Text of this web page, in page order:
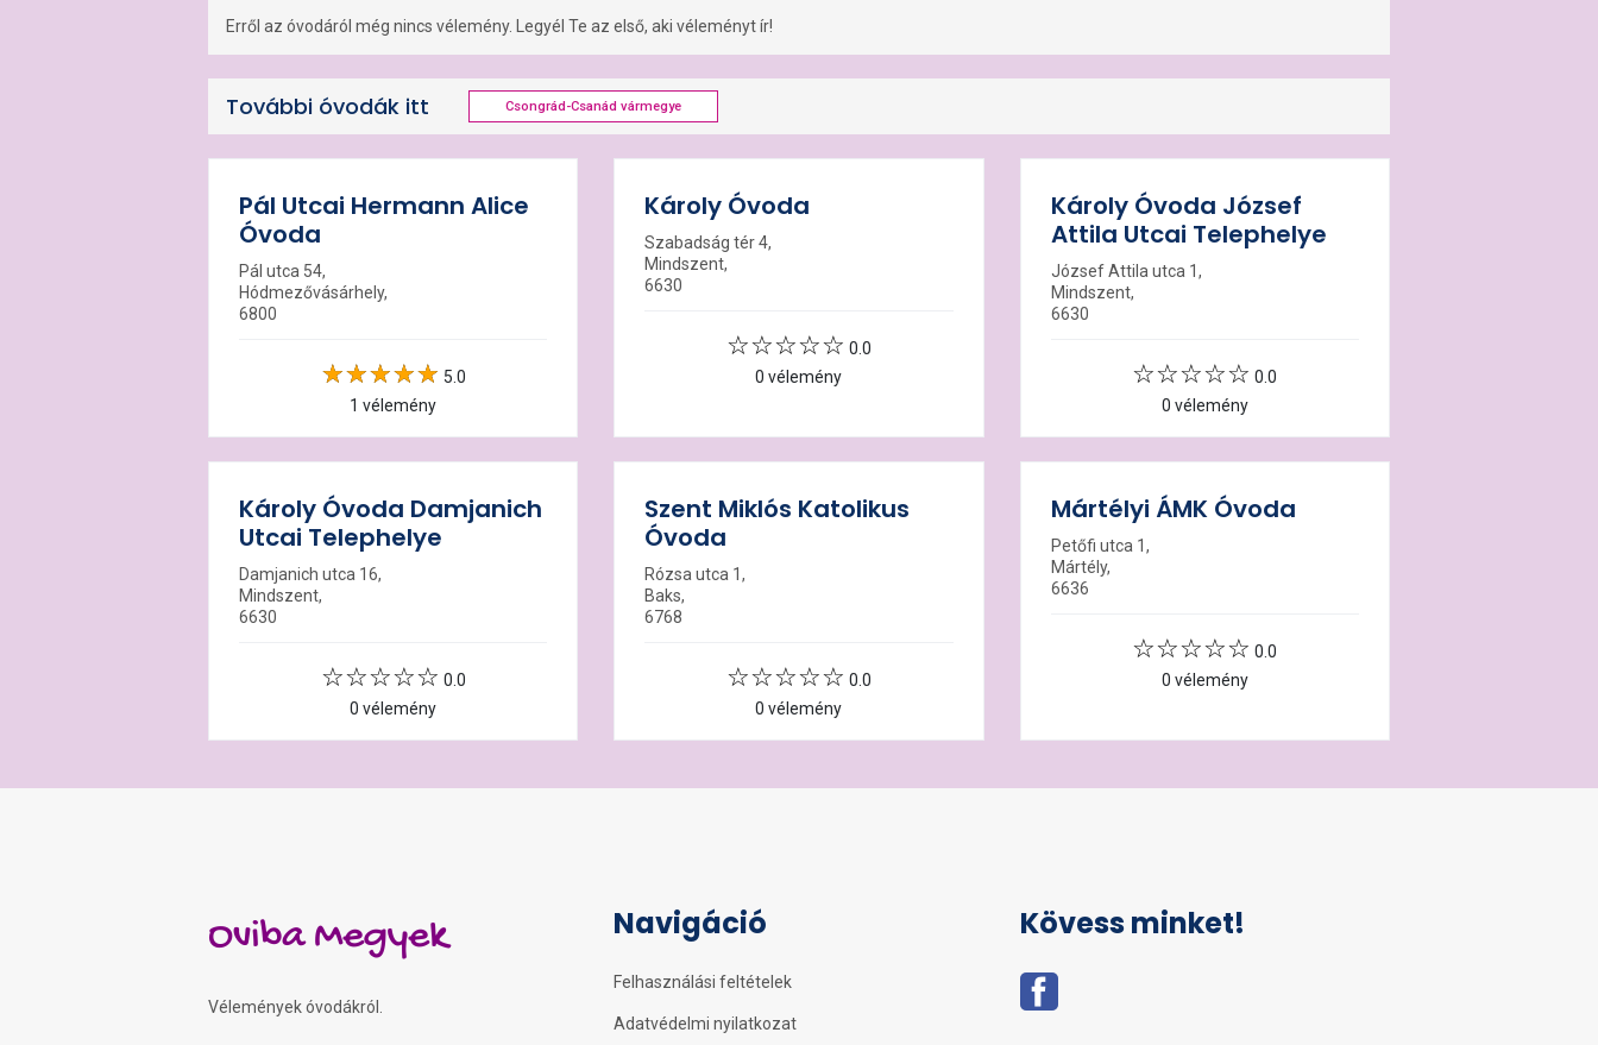
Erről az óvodáról még nincs vélemény. Legyél Te az első, aki véleményt ír!
További óvodák itt Csongrád-Csanád vármegye
Pál Utcai Hermann Alice
Óvoda
Pál utca 54,
Hódmezővásárhely,
6800
5.0
1 vélemény
Károly Óvoda
Szabadság tér 4,
Mindszent,
6630
0.0
0 vélemény
Károly Óvoda József
Attila Utcai Telephelye
József Attila utca 1,
Mindszent,
6630
0.0
0 vélemény
Károly Óvoda Damjanich
Utcai Telephelye
Damjanich utca 16,
Mindszent,
6630
0.0
0 vélemény
Szent Miklós Katolikus
Óvoda
Rózsa utca 1,
Baks,
6768
0.0
0 vélemény
Mártélyi ÁMK Óvoda
Petőfi utca 1,
Mártély,
6636
0.0
0 vélemény
Oviba Megyek
Vélemények óvodákról.
Navigáció
Felhasználási feltételek
Adatvédelmi nyilatkozat
Kövess minket!